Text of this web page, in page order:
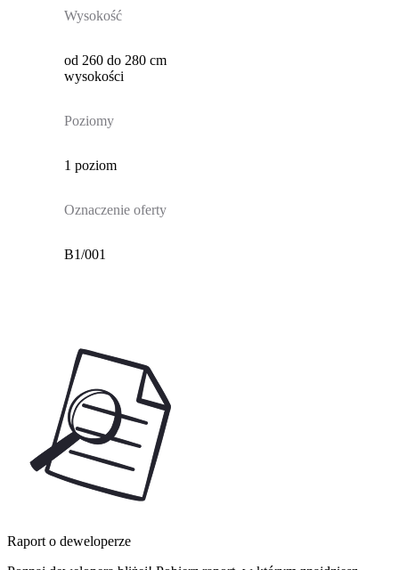
Wysokość
od 260 do 280 cm
wysokości
Poziomy
1 poziom
Oznaczenie oferty
B1/001
Raport o deweloperze